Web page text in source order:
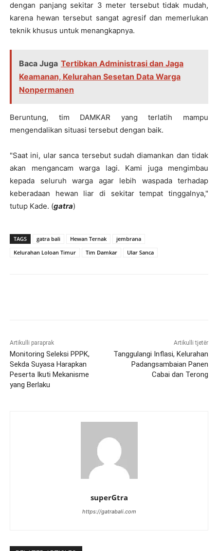
dengan panjang sekitar 3 meter tersebut tidak mudah,
karena hewan tersebut sangat agresif dan memerlukan
teknik khusus untuk menangkapnya.
Baca Juga Tertibkan Administrasi dan Jaga
Keamanan, Kelurahan Sesetan Data Warga
Nonpermanen
Beruntung, tim DAMKAR yang terlatih mampu
mengendalikan situasi tersebut dengan baik.
"Saat ini, ular sanca tersebut sudah diamankan dan tidak
akan mengancam warga lagi. Kami juga mengimbau
kepada seluruh warga agar lebih waspada terhadap
keberadaan hewan liar di sekitar tempat tinggalnya,"
tutup Kade. (gatra)
TAGS gatra bali Hewan Ternak
jembrana
Kelurahan Loloan Timur
Tim Damkar Ular Sanca
Artikulli paraprak
Monitoring Seleksi PPPK,
Sekda Suyasa Harapkan
Peserta Ikuti Mekanisme
yang Berlaku
Artikulli tjetër
Tanggulangi Inflasi, Kelurahan
Padangsambaian Panen
Cabai dan Terong
superGtra
https://gatrabali.com